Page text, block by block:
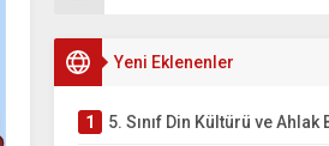
Yeni Eklenenler
1 5. Sınıf Din Kültürü ve Ahlak Bilgisi 2. Ünite: